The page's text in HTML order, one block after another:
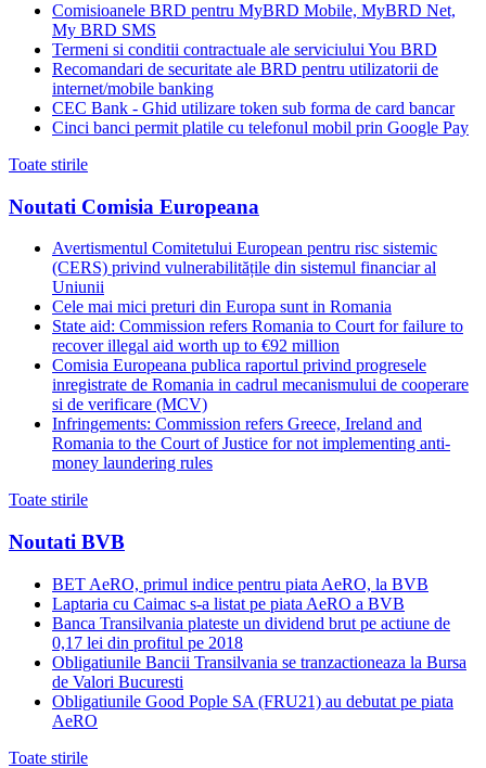
Comisioanele BRD pentru MyBRD Mobile, MyBRD Net,
My BRD SMS
Termeni si conditii contractuale ale serviciului You BRD
Recomandari de securitate ale BRD pentru utilizatorii de
internet/mobile banking
CEC Bank - Ghid utilizare token sub forma de card bancar
Cinci banci permit platile cu telefonul mobil prin Google Pay
Toate stirile
Noutati Comisia Europeana
Avertismentul Comitetului European pentru risc sistemic
(CERS) privind vulnerabilitățile din sistemul financiar al
Uniunii
Cele mai mici preturi din Europa sunt in Romania
State aid: Commission refers Romania to Court for failure to
recover illegal aid worth up to €92 million
Comisia Europeana publica raportul privind progresele
inregistrate de Romania in cadrul mecanismului de cooperare
si de verificare (MCV)
Infringements: Commission refers Greece, Ireland and
Romania to the Court of Justice for not implementing anti-
money laundering rules
Toate stirile
Noutati BVB
BET AeRO, primul indice pentru piata AeRO, la BVB
Laptaria cu Caimac s-a listat pe piata AeRO a BVB
Banca Transilvania plateste un dividend brut pe actiune de
0,17 lei din profitul pe 2018
Obligatiunile Bancii Transilvania se tranzactioneaza la Bursa
de Valori Bucuresti
Obligatiunile Good Pople SA (FRU21) au debutat pe piata
AeRO
Toate stirile